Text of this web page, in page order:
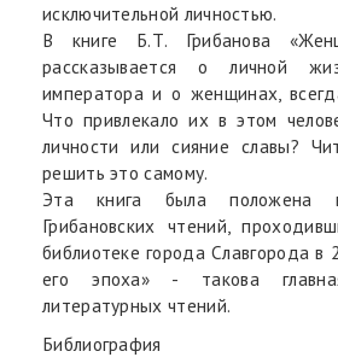
исключительной личностью.
В книге Б.Т. Грибанова
рассказывается о личной
императора и о женщинах,
Что привлекало их в этом
личности или сияние славы?
решить это самому.
Эта книга была положена
Грибановских чтений,
библиотеке города Славгорода в
его эпоха» - такова
литературных чтений.
Библиография